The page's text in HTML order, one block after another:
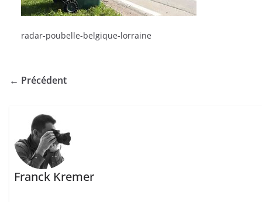
radar-poubelle-belgique-lorraine
← Précédent
Franck Kremer